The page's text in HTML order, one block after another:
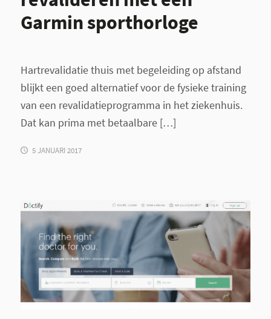
Garmin sporthorloge
Hartrevalidatie thuis met begeleiding op afstand
blijkt een goed alternatief voor de fysieke training
van een revalidatieprogramma in het ziekenhuis.
Dat kan prima met betaalbare […]
5 JANUARI 2017